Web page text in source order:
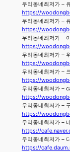
우리동네최저가 –
https://
우리동네최저가 –
https://
우리동네최저가 –
https://
우리동네최저가 –
https://
우리동네최저가 –
https://
우리동네최저가 –
https://
우리동네최저가 –
https://
우리동네최저가 –
https://
우리동네최저가 –
https://